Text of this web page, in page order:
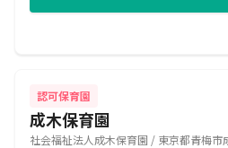
認可保育園
成木保育園
社会福祉法人成木保育園 / 東京都青梅市